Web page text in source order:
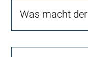
Was macht der